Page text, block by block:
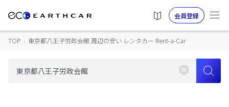
会員登録
TOP › 東京都八王子労政会館 周辺の安い レンタカー Rent-a-Car